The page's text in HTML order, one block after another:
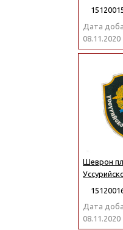
Дата
08.11.2020
Шеврон
Дата
08.11.2020